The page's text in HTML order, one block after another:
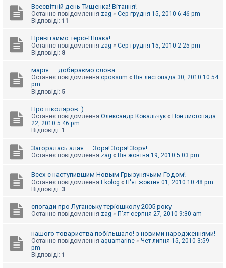
Всесвітній день Тищенка! Вітання!
Останнє повідомлення zag « Сер грудня 15, 2010 6:46 pm
Відповіді: 11
Привітаймо теріо-Шпака!
Останнє повідомлення zag « Сер грудня 15, 2010 2:25 pm
Відповіді: 8
марія .... добираємо слова
Останнє повідомлення opossum « Вів листопада 30, 2010 10:54
pm
Відповіді: 5
Про школяров :)
Останнє повідомлення Олександр Ковальчук « Пон листопада
22, 2010 5:46 pm
Відповіді: 1
Загоралась алая .... Зоря! Зоря! Зоря!
Останнє повідомлення zag « Вів жовтня 19, 2010 5:03 pm
Всех с наступившим Новым Грызунячьим Годом!
Останнє повідомлення Ekolog « П'ят жовтня 01, 2010 10:48 pm
Відповіді: 3
спогади про Луганську теріошколу 2005 року
Останнє повідомлення zag « П'ят серпня 27, 2010 9:30 am
нашого товариства побільшало! з новими народженнями!
Останнє повідомлення aquamarine « Чет липня 15, 2010 3:59
pm
Відповіді: 1